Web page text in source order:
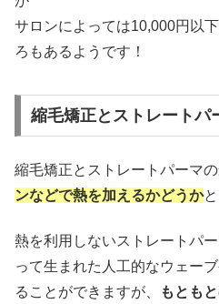
サロンによっては10,000円以
ろもあるようです！
縮毛矯正とストレートパ
縮毛矯正とストレートパーマの
ンなどで熱を加えるかどうか
熱を利用しないストレートパ
って生まれた人工的なウェー
ることができますが、
もとも